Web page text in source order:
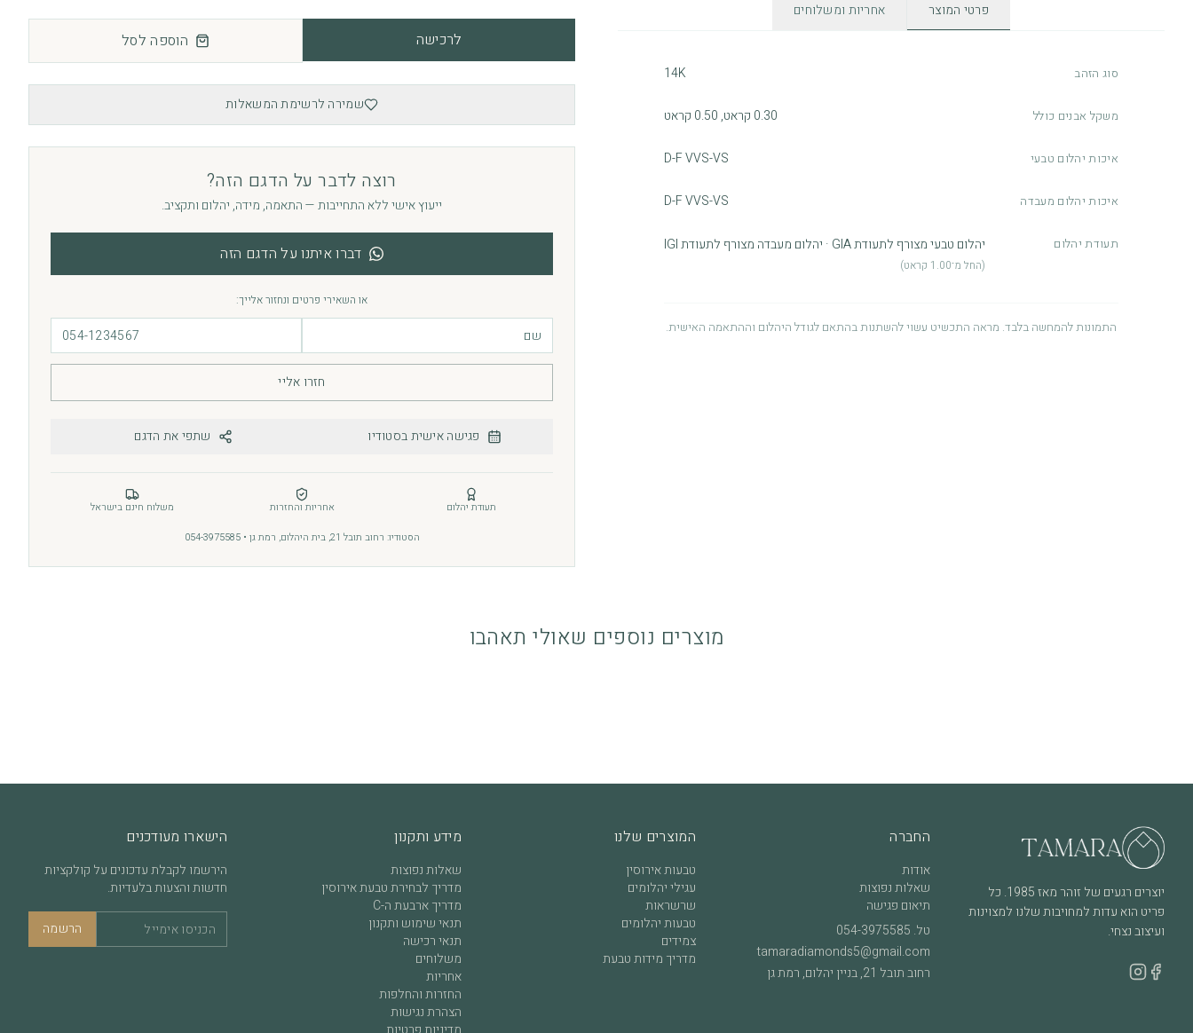
פרטי המוצר אחריות ומשלוחים
סוג הזהב 14K
משקל אבנים כולל 0.30 קראט, 0.50 קראט
איכות יהלום טבעי D-F VVS-VS
איכות יהלום מעבדה D-F VVS-VS
תעודת יהלום יהלום טבעי מצורף לתעודת GIA · יהלום מעבדה מצורף לתעודת IGI
(החל מ־1.00 קראט)
התמונות להמחשה בלבד. מראה התכשיט עשוי להשתנות בהתאם לגודל היהלום וההתאמה האישית.
לרכישה הוספה לסל
שמירה לרשימת המשאלות
רוצה לדבר על הדגם הזה?
ייעוץ אישי ללא התחייבות — התאמה, מידה, יהלום ותקציב.
דברו איתנו על הדגם הזה
או השאירי פרטים ונחזור אלייך:
חזרו אליי
פגישה אישית בסטודיו שתפי את הדגם
תעודת יהלום אחריות והחזרות
משלוח חינם בישראל
הסטודיו: רחוב תובל 21, בית היהלום, רמת גן • 054-3975585
מוצרים נוספים שאולי תאהבו
יוצרים רגעים של זוהר מאז 1985. כל
פריט הוא עדות למחויבות שלנו למצוינות
ועיצוב נצחי.
החברה
אודות
שאלות נפוצות
תיאום פגישה
טל.
tamaradiamonds5@gmail.com
רחוב תובל 21, בניין יהלום, רמת גן
המוצרים שלנו
טבעות אירוסין
עגילי יהלומים
שרשראות
טבעות יהלומים
צמידים
מדריך מידות טבעת
מידע ותקנון
שאלות נפוצות
מדריך לבחירת טבעת אירוסין
מדריך ארבעת ה-C
תנאי שימוש ותקנון
תנאי רכישה
משלוחים
אחריות
החזרות והחלפות
הצהרת נגישות
הישארו מעודכנים
הירשמו לקבלת עדכונים על קולקציות
חדשות והצעות בלעדיות.
הרשמה